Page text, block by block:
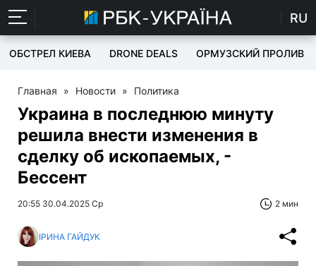
RU
ОБСТРЕЛ КИЕВА DRONE DEALS ОРМУЗСКИЙ ПРОЛИВ
Главная » Новости » Политика
Украина в последнюю минуту
решила внести изменения в
сделку об ископаемых, -
Бессент
20:55 30.04.2025 Ср 2 мин
ІРИНА ГАЙДУК